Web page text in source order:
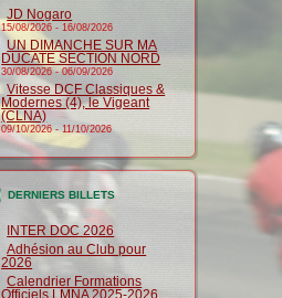
JD Nogaro
15/08/2026 -16/08/2026
UN DIMANCHE SUR MA
DUCATE SECTION NORD
30/08/2026-06/09/2026
Vitesse DCF Classiques &
Modernes (4), le Vigeant
(CLNA)
09/10/2026-11/10/2026
DERNIERS BILLETS
INTER DOC 2026
Adhésion au Club pour
2026
Calendrier Formations
Officiels LMNA 2025-2026